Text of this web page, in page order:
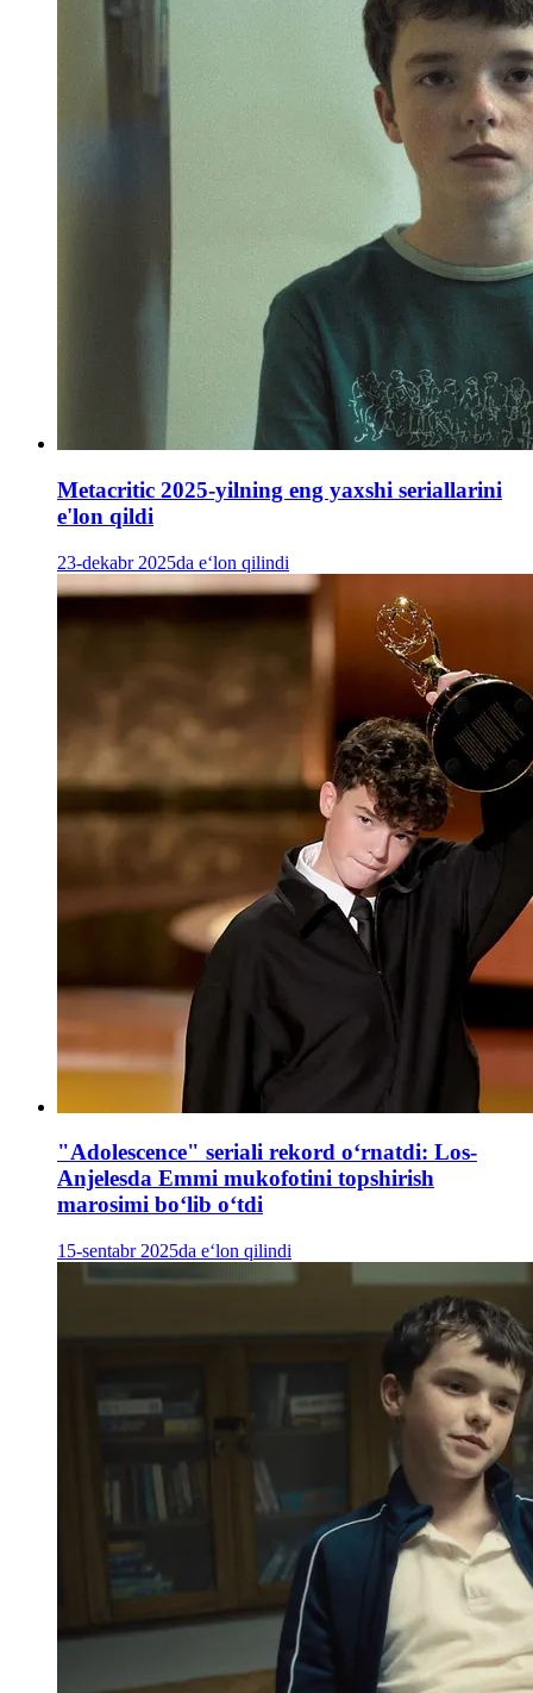
Metacritic 2025-yilning eng yaxshi seriallarini
e'lon qildi
23-dekabr 2025da e‘lon qilindi
"Adolescence" seriali rekord oʻrnatdi: Los-
Anjelesda Emmi mukofotini topshirish
marosimi bo‘lib o‘tdi
15-sentabr 2025da e‘lon qilindi